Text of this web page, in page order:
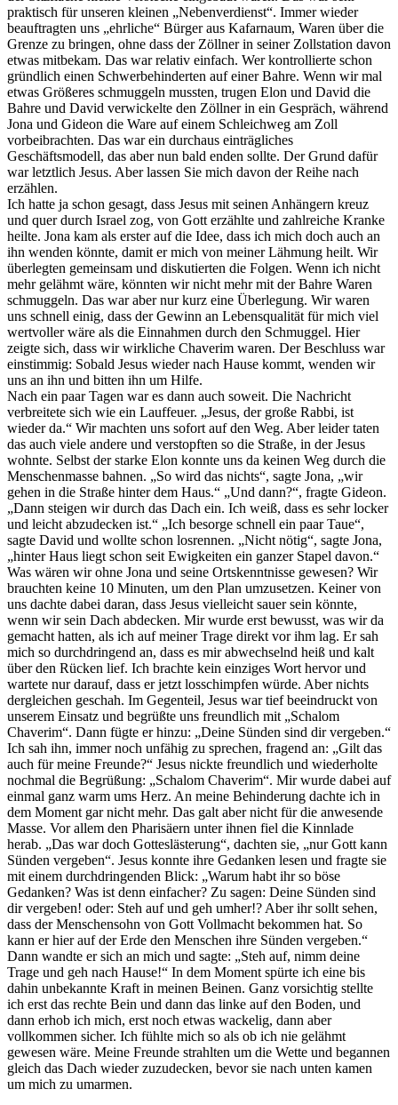
praktisch für unseren kleinen „Nebenverdienst“. Immer wieder
beauftragten uns „ehrliche“ Bürger aus Kafarnaum, Waren über die
Grenze zu bringen, ohne dass der Zöllner in seiner Zollstation davon
etwas mitbekam. Das war relativ einfach. Wer kontrollierte schon
gründlich einen Schwerbehinderten auf einer Bahre. Wenn wir mal
etwas Größeres schmuggeln mussten, trugen Elon und David die
Bahre und David verwickelte den Zöllner in ein Gespräch, während
Jona und Gideon die Ware auf einem Schleichweg am Zoll
vorbeibrachten. Das war ein durchaus einträgliches
Geschäftsmodell, das aber nun bald enden sollte. Der Grund dafür
war letztlich Jesus. Aber lassen Sie mich davon der Reihe nach
erzählen.
Ich hatte ja schon gesagt, dass Jesus mit seinen Anhängern kreuz
und quer durch Israel zog, von Gott erzählte und zahlreiche Kranke
heilte. Jona kam als erster auf die Idee, dass ich mich doch auch an
ihn wenden könnte, damit er mich von meiner Lähmung heilt. Wir
überlegten gemeinsam und diskutierten die Folgen. Wenn ich nicht
mehr gelähmt wäre, könnten wir nicht mehr mit der Bahre Waren
schmuggeln. Das war aber nur kurz eine Überlegung. Wir waren
uns schnell einig, dass der Gewinn an Lebensqualität für mich viel
wertvoller wäre als die Einnahmen durch den Schmuggel. Hier
zeigte sich, dass wir wirkliche Chaverim waren. Der Beschluss war
einstimmig: Sobald Jesus wieder nach Hause kommt, wenden wir
uns an ihn und bitten ihn um Hilfe.
Nach ein paar Tagen war es dann auch soweit. Die Nachricht
verbreitete sich wie ein Lauffeuer. „Jesus, der große Rabbi, ist
wieder da.“ Wir machten uns sofort auf den Weg. Aber leider taten
das auch viele andere und verstopften so die Straße, in der Jesus
wohnte. Selbst der starke Elon konnte uns da keinen Weg durch die
Menschenmasse bahnen. „So wird das nichts“, sagte Jona, „wir
gehen in die Straße hinter dem Haus.“ „Und dann?“, fragte Gideon.
„Dann steigen wir durch das Dach ein. Ich weiß, dass es sehr locker
und leicht abzudecken ist.“ „Ich besorge schnell ein paar Taue“,
sagte David und wollte schon losrennen. „Nicht nötig“, sagte Jona,
„hinter Haus liegt schon seit Ewigkeiten ein ganzer Stapel davon.“
Was wären wir ohne Jona und seine Ortskenntnisse gewesen? Wir
brauchten keine 10 Minuten, um den Plan umzusetzen. Keiner von
uns dachte dabei daran, dass Jesus vielleicht sauer sein könnte,
wenn wir sein Dach abdecken. Mir wurde erst bewusst, was wir da
gemacht hatten, als ich auf meiner Trage direkt vor ihm lag. Er sah
mich so durchdringend an, dass es mir abwechselnd heiß und kalt
über den Rücken lief. Ich brachte kein einziges Wort hervor und
wartete nur darauf, dass er jetzt losschimpfen würde. Aber nichts
dergleichen geschah. Im Gegenteil, Jesus war tief beeindruckt von
unserem Einsatz und begrüßte uns freundlich mit „Schalom
Chaverim“. Dann fügte er hinzu: „Deine Sünden sind dir vergeben.“
Ich sah ihn, immer noch unfähig zu sprechen, fragend an: „Gilt das
auch für meine Freunde?“ Jesus nickte freundlich und wiederholte
nochmal die Begrüßung: „Schalom Chaverim“. Mir wurde dabei auf
einmal ganz warm ums Herz. An meine Behinderung dachte ich in
dem Moment gar nicht mehr. Das galt aber nicht für die anwesende
Masse. Vor allem den Pharisäern unter ihnen fiel die Kinnlade
herab. „Das war doch Gotteslästerung“, dachten sie, „nur Gott kann
Sünden vergeben“. Jesus konnte ihre Gedanken lesen und fragte sie
mit einem durchdringenden Blick: „Warum habt ihr so böse
Gedanken? Was ist denn einfacher? Zu sagen: Deine Sünden sind
dir vergeben! oder: Steh auf und geh umher!? Aber ihr sollt sehen,
dass der Menschensohn von Gott Vollmacht bekommen hat. So
kann er hier auf der Erde den Menschen ihre Sünden vergeben.“
Dann wandte er sich an mich und sagte: „Steh auf, nimm deine
Trage und geh nach Hause!“ In dem Moment spürte ich eine bis
dahin unbekannte Kraft in meinen Beinen. Ganz vorsichtig stellte
ich erst das rechte Bein und dann das linke auf den Boden, und
dann erhob ich mich, erst noch etwas wackelig, dann aber
vollkommen sicher. Ich fühlte mich so als ob ich nie gelähmt
gewesen wäre. Meine Freunde strahlten um die Wette und begannen
gleich das Dach wieder zuzudecken, bevor sie nach unten kamen
um mich zu umarmen.